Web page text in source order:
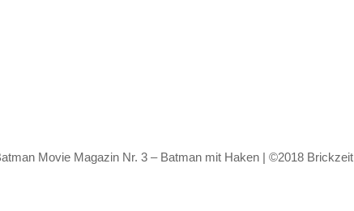
Movie Magazin Nr. 3 – Batman mit Haken | ©2018 Brickzeit